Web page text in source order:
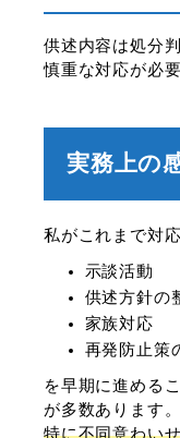
供述内容は処分
慎重な対応が必要
実務上の
私がこれまで対
示談活動
供述方針の
家族対応
再発防止策
を早期に進める
が多数あります。
特に不同意わい